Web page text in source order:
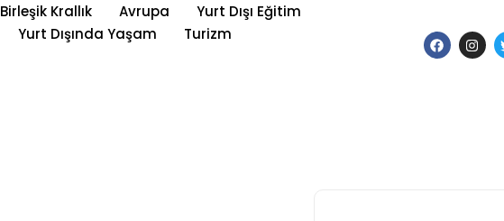
Birleşik Krallık Avrupa
Yurt Dışı Eğitim
Yurt Dışında Yaşam
Turizm